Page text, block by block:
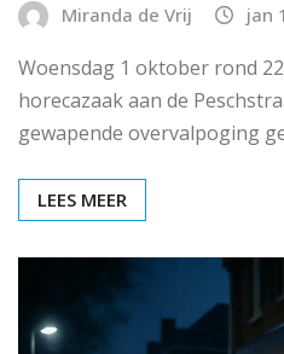
Miranda de Vrij jan
Woensdag 1 oktober rond
horecazaak aan de
gewapende overvalpoging
LEES MEER